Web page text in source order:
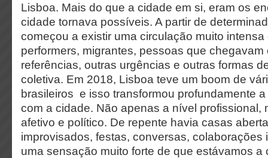
Lisboa. Mais do que a cidade em si, eram os
cidade tornava possíveis. A partir de
começou a existir uma circulação muito intensa
performers, migrantes, pessoas que chegavam
referências, outras urgências e outras formas
coletiva. Em 2018, Lisboa teve um boom de
brasileiros e isso transformou profundamente
com a cidade. Não apenas a nível profissional,
afetivo e político. De repente havia casas
improvisados, festas, conversas, colaborações
uma sensação muito forte de que estávamos a